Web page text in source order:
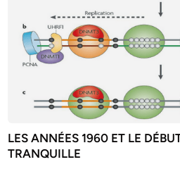
LES ANNÉES 1960 ET LE
TRANQUILLE